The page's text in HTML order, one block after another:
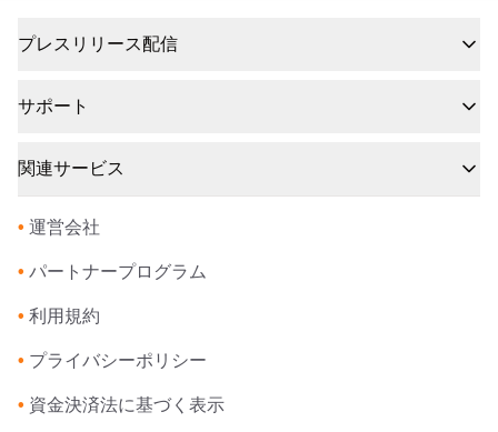
プレスリリース配信
サポート
関連サービス
• 運営会社
• パートナープログラム
• 利用規約
• プライバシーポリシー
• 資金決済法に基づく表示